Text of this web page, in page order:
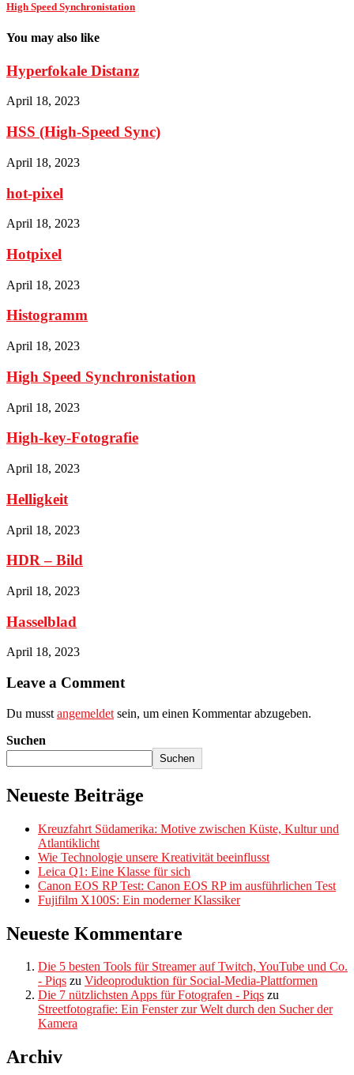
High Speed Synchronistation
You may also like
Hyperfokale Distanz
April 18, 2023
HSS (High-Speed Sync)
April 18, 2023
hot-pixel
April 18, 2023
Hotpixel
April 18, 2023
Histogramm
April 18, 2023
High Speed Synchronistation
April 18, 2023
High-key-Fotografie
April 18, 2023
Helligkeit
April 18, 2023
HDR – Bild
April 18, 2023
Hasselblad
April 18, 2023
Leave a Comment
Du musst angemeldet sein, um einen Kommentar abzugeben.
Suchen
Suchen
Neueste Beiträge
Kreuzfahrt Südamerika: Motive zwischen Küste, Kultur und
Atlantiklicht
Wie Technologie unsere Kreativität beeinflusst
Leica Q1: Eine Klasse für sich
Canon EOS RP Test: Canon EOS RP im ausführlichen Test
Fujifilm X100S: Ein moderner Klassiker
Neueste Kommentare
Die 5 besten Tools für Streamer auf Twitch, YouTube und Co.
- Piqs zu Videoproduktion für Social-Media-Plattformen
Die 7 nützlichsten Apps für Fotografen - Piqs zu
Streetfotografie: Ein Fenster zur Welt durch den Sucher der
Kamera
Archiv